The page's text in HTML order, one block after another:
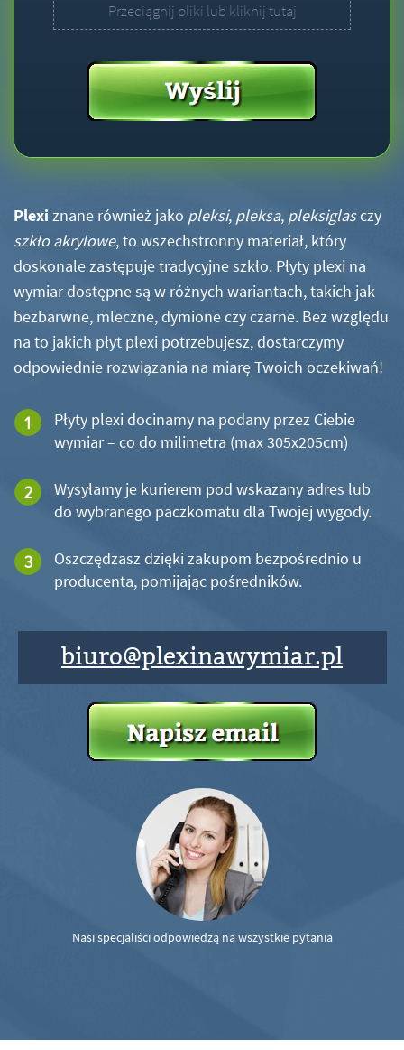
Przeciągnij pliki lub kliknij tutaj
Plexi znane również jako pleksi, pleksa, pleksiglasczy
szkło akrylowe, to wszechstronny materiał, który
doskonale zastępuje tradycyjne szkło. Płyty plexi na
wymiar dostępne są w różnych wariantach, takich jak
bezbarwne, mleczne, dymione czy czarne. Bez względu
na to jakich płyt plexi potrzebujesz, dostarczymy
odpowiednie rozwiązania na miarę Twoich oczekiwań!
Płyty plexi docinamy na podany przez Ciebie
wymiar – co do milimetra (max 305x205cm)
Wysyłamy je kurierem pod wskazany adres lub
do wybranego paczkomatu dla Twojej wygody.
Oszczędzasz dzięki zakupom bezpośrednio u
producenta, pomijając pośredników.
biuro@plexinawymiar.pl
Nasi specjaliści odpowiedzą na wszystkie pytania